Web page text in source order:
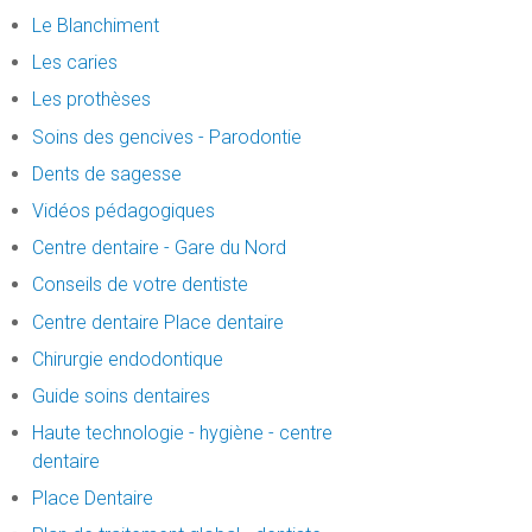
Le Blanchiment
Les caries
Les prothèses
Soins des gencives - Parodontie
Dents de sagesse
Vidéos pédagogiques
Centre dentaire - Gare du Nord
Conseils de votre dentiste
Centre dentaire Place dentaire
Chirurgie endodontique
Guide soins dentaires
Haute technologie - hygiène - centre
dentaire
Place Dentaire